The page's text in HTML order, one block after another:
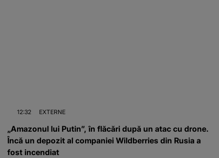
12:32 EXTERNE
„Amazonul lui Putin”, în flăcări după un atac cu drone.
Încă un depozit al companiei Wildberries din Rusia a
fost incendiat